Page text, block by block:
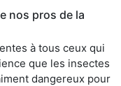
nos pros de la
à tous ceux qui
que les insectes
dangereux pour